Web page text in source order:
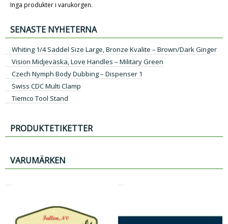
Inga produkter i varukorgen.
SENASTE NYHETERNA
Whiting 1/4 Saddel Size Large, Bronze Kvalite – Brown/Dark Ginger
Vision Midjeväska, Love Handles – Military Green
Czech Nymph Body Dubbing – Dispenser 1
Swiss CDC Multi Clamp
Tiemco Tool Stand
PRODUKTETIKETTER
VARUMÄRKEN